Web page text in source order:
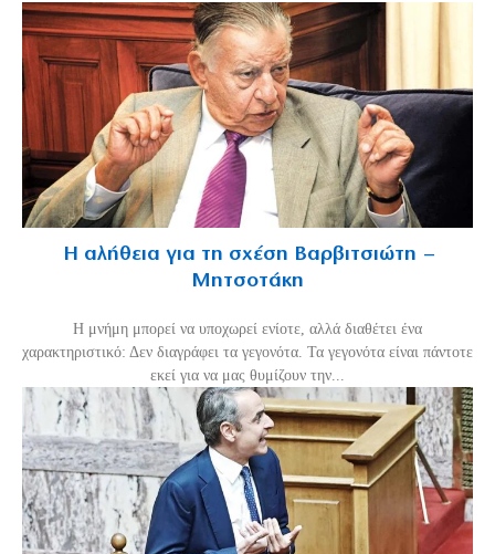
Η αλήθεια για τη σχέση Βαρβιτσιώτη –
Μητσοτάκη
H μνήμη μπορεί να υποχωρεί ενίοτε, αλλά διαθέτει ένα
χαρακτηριστικό: Δεν διαγράφει τα γεγονότα. Τα γεγονότα είναι πάντοτε
εκεί για να μας θυμίζουν την...